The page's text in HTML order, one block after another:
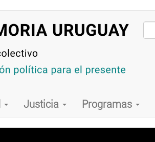
Justicia Programas